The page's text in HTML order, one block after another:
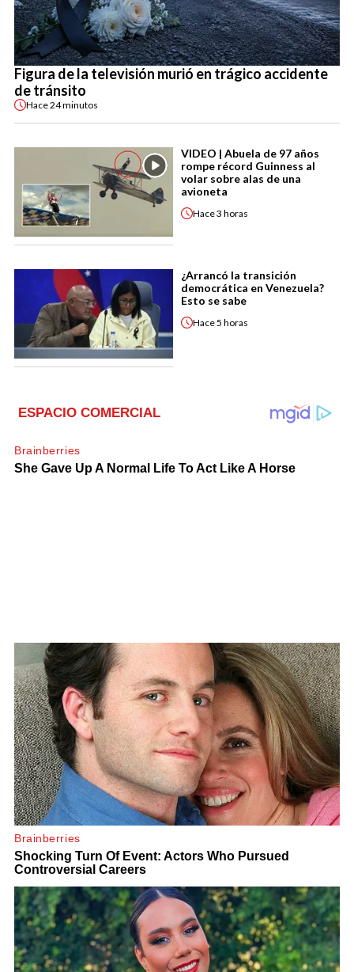
Figura de la televisión murió en trágico accidente
de tránsito
Hace24 minutos
VIDEO | Abuela de 97 años
rompe récord Guinness al
volar sobre alas de una
avioneta
Hace3 horas
¿Arrancó la transición
democrática en Venezuela?
Esto se sabe
Hace5 horas